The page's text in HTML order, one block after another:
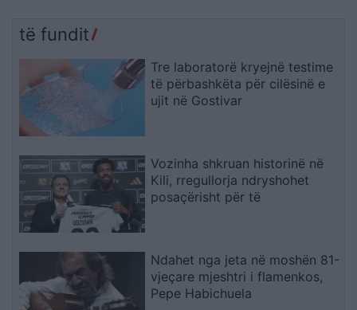
të fundit
Tre laboratorë kryejnë testime
të përbashkëta për cilësinë e
ujit në Gostivar
Vozinha shkruan historinë në
Kili, rregullorja ndryshohet
posaçërisht për të
Ndahet nga jeta në moshën 81-
vjeçare mjeshtri i flamenkos,
Pepe Habichuela